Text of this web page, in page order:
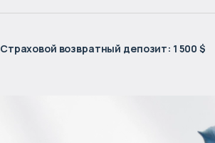
Страховой возвратный депозит: 1 500 $